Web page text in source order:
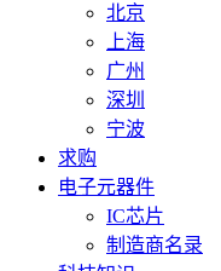
北京
上海
广州
深圳
宁波
求购
电子元器件
IC芯片
制造商名录